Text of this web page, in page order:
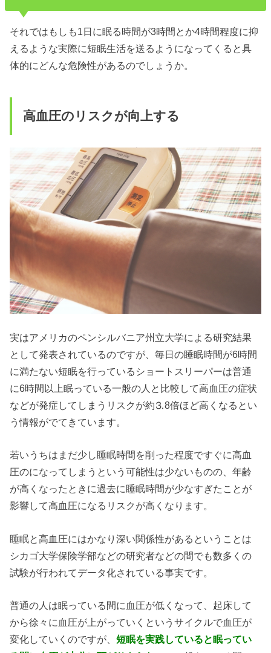
それではもしも1日に眠る時間が3時間とか4時間程度に抑
えるような実際に短眠生活を送るようになってくると具
体的にどんな危険性があるのでしょうか。
高血圧のリスクが向上する
実はアメリカのペンシルバニア州立大学による研究結果
として発表されているのですが、毎日の睡眠時間が6時間
に満たない短眠を行っているショートスリーパーは普通
に6時間以上眠っている一般の人と比較して高血圧の症状
などが発症してしまうリスクが約⒊8倍ほど高くなるとい
う情報がでてきています。
若いうちはまだ少し睡眠時間を削った程度ですぐに高血
圧のになってしまうという可能性は少ないものの、年齢
が高くなったときに過去に睡眠時間が少なすぎたことが
影響して高血圧になるリスクが高くなります。
睡眠と高血圧にはかなり深い関係性があるということは
シカゴ大学保険学部などの研究者などの間でも数多くの
試験が行われてデータ化されている事実です。
普通の人は眠っている間に血圧が低くなって、起床して
から徐々に血圧が上がっていくというサイクルで血圧が
変化していくのですが、短眠を実践していると眠ってい